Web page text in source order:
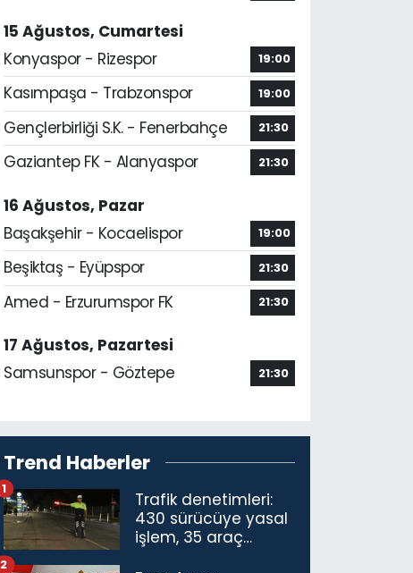
15 Ağustos, Cumartesi
Konyaspor - Rizespor
19:00
Kasımpaşa - Trabzonspor 19:00
Gençlerbirliği S.K. - Fenerbahçe 21:30
Gaziantep FK - Alanyaspor 21:30
16 Ağustos, Pazar
Başakşehir - Kocaelispor
19:00
Beşiktaş - Eyüpspor 21:30
Amed - Erzurumspor FK 21:30
17 Ağustos, Pazartesi
Samsunspor - Göztepe
21:30
Trend Haberler
Trafik denetimleri:
430 sürücüye yasal
işlem, 35 araç
1
2